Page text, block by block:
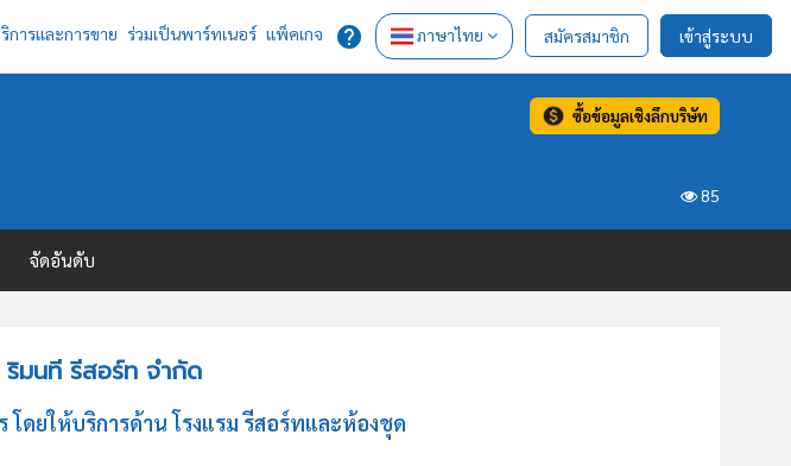
การและการขาย ร่วมเป็นพาร์ทเนอร์ แพ็คเกจ ภาษาไทย สมัครสมาชิก เข้าสู่ระบบ
ซื้อข้อมูลเชิงลึกบริษัท
85
จัดอันดับ
ริมนที รีสอร์ท จำกัด
ดยให้บริการด้าน โรงแรม รีสอร์ทและห้องชุด